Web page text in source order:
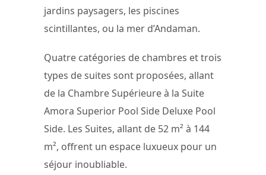
jardins paysagers, les piscines
scintillantes, ou la mer d’Andaman.
Quatre catégories de chambres et trois
types de suites sont proposées, allant
de la Chambre Supérieure à la Suite
Amora Superior Pool Side Deluxe Pool
Side. Les Suites, allant de 52 m² à 144
m², offrent un espace luxueux pour un
séjour inoubliable.